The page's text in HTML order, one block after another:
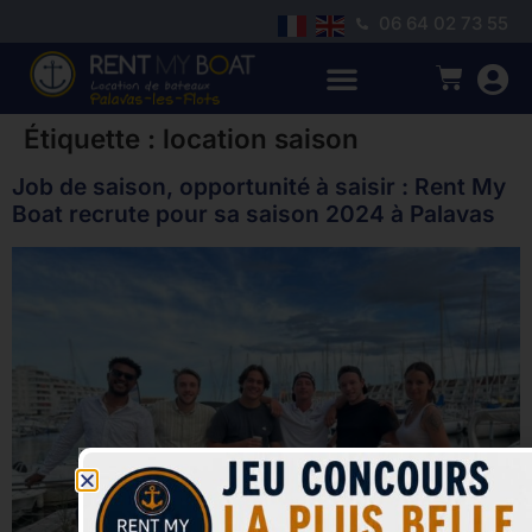
06 64 02 73 55
Étiquette : location saison
Job de saison, opportunité à saisir : Rent My
Boat recrute pour sa saison 2024 à Palavas